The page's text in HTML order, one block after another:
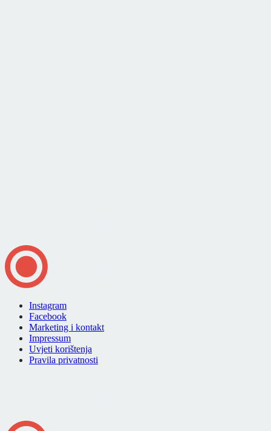
Instagram
Facebook
Marketing i kontakt
Impressum
Uvjeti korištenja
Pravila privatnosti